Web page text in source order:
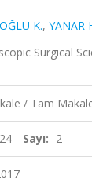
K., YANAR
Surgical
/ Tam
24 Sayı: 2